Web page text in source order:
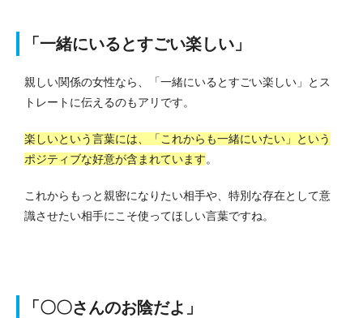
「一緒にいるとすごい楽しい」
親しい関係の女性なら、「一緒にいるとすごい楽しい」とス
トレートに伝えるのもアリです。
楽しいという言葉には、「これからも一緒にいたい」という
ポジティブな好意が含まれています。
これからもっと親密になりたい相手や、特別な存在として意
識させたい相手にこそ使ってほしい言葉ですね。
「〇〇さんのお陰だよ」